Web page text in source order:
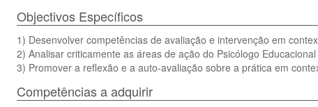
Objectivos Específicos
1) Desenvolver competências de avaliação e intervenção em
2) Analisar criticamente as áreas de ação do Psicólogo Educacional
3) Promover a reflexão e a auto-avaliação sobre a prática em
Competências a adquirir